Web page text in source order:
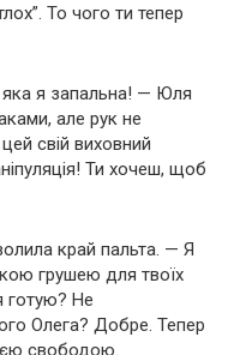
То чого ти тепер
я запальна! — Юля
але рук не
свій виховний
Ти хочеш, щоб
край пальта. — Я
грушею для твоїх
готую? Не
Олега? Добре. Тепер
свободою.